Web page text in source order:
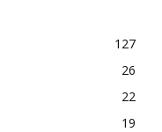
127
26
22
19